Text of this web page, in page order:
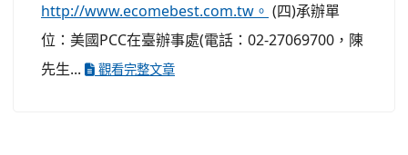
http://www.ecomebest.com.tw。 (四)承辦單
位：美國PCC在臺辦事處(電話：02-27069700，陳
先生...
觀看完整文章